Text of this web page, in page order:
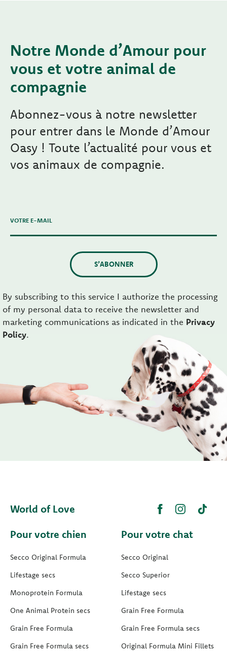
Notre Monde d’Amour pour
vous et votre animal de
compagnie
Abonnez-vous à notre newsletter
pour entrer dans le Monde d’Amour
Oasy ! Toute l’actualité pour vous et
vos animaux de compagnie.
VOTRE E-MAIL
S’ABONNER
By subscribing to this service I authorize the processing
of my personal data to receive the newsletter and
marketing communications as indicated in the Privacy
Policy.
World of Love
Pour votre chien
Secco Original Formula
Lifestage secs
Monoprotein Formula
One Animal Protein secs
Grain Free Formula
Grain Free Formula secs
Pour votre chat
Secco Original
Secco Superior
Lifestage secs
Grain Free Formula
Grain Free Formula secs
Original Formula Mini Fillets